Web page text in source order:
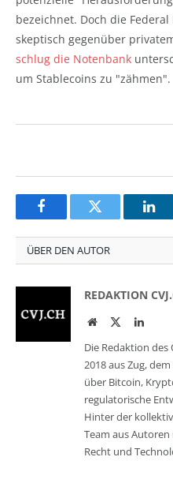
bezeichnet. Doch die
skeptisch gegenüber
schlug die Notenbank
um Stablecoins zu "zähmen".
FacebookTwitter
ÜBER DEN AUTOR
REDAKTION
WebsiteTwitter
Die Redaktion
2018 aus Zug,
über Bitcoin,
regulatorische
Hinter der
Team aus
Recht und